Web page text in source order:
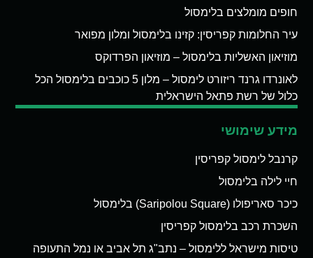
חופים מומלצים בלימסול
עיר החלומות קפריסין: קזינו בלימסול ומלון מפואר
מוזיאון האשליות בלימסול – מוזיאון הפרדוקס
לאונרדו גרנד ריזורט לימסול – מלון 5 כוכבים בלימסול הכל
כלול של רשת פתאל הישראלית
מידע שימושי
קרנבל לימסול קפריסין
חיי לילה בלימסול
כיכר סאריפולו (Saripolou Square) בלימסול
השכרת רכב בלימסול קפריסין
טיסות מישראל ללימסול – נתב"ג תל אביב או נמל התעופה